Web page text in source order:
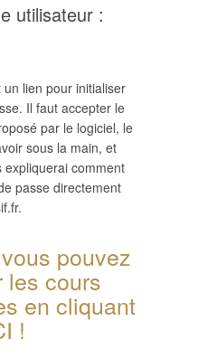
utilisateur :
lien pour initialiser
Il faut accepter le
par le logiciel, le
sous la main, et
expliquerai comment
passe directement
pouvez
les cours
en cliquant
!